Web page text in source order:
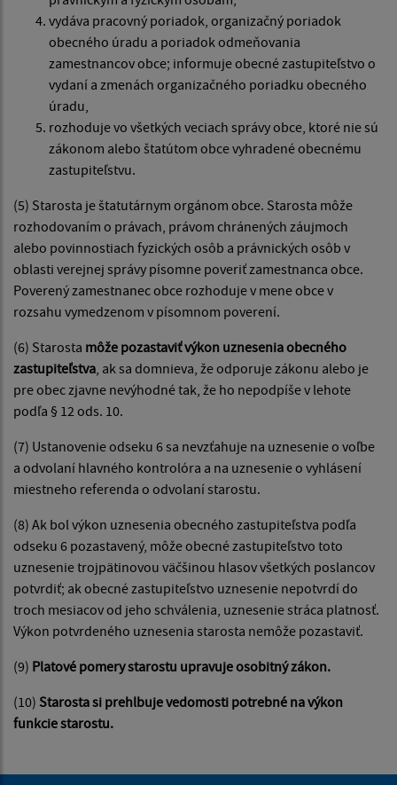
vydáva pracovný poriadok, organizačný poriadok
obecného úradu a poriadok odmeňovania
zamestnancov obce; informuje obecné zastupiteľstvo o
vydaní a zmenách organizačného poriadku obecného
úradu,
rozhoduje vo všetkých veciach správy obce, ktoré nie sú
zákonom alebo štatútom obce vyhradené obecnému
zastupiteľstvu.
(5) Starosta je štatutárnym orgánom obce. Starosta môže
rozhodovaním o právach, právom chránených záujmoch
alebo povinnostiach fyzických osôb a právnických osôb v
oblasti verejnej správy písomne poveriť zamestnanca obce.
Poverený zamestnanec obce rozhoduje v mene obce v
rozsahu vymedzenom v písomnom poverení.
(6) Starosta môže pozastaviť výkon uznesenia obecného
zastupiteľstva, ak sa domnieva, že odporuje zákonu alebo je
pre obec zjavne nevýhodné tak, že ho nepodpíše v lehote
podľa § 12 ods. 10.
(7) Ustanovenie odseku 6 sa nevzťahuje na uznesenie o voľbe
a odvolaní hlavného kontrolóra a na uznesenie o vyhlásení
miestneho referenda o odvolaní starostu.
(8) Ak bol výkon uznesenia obecného zastupiteľstva podľa
odseku 6 pozastavený, môže obecné zastupiteľstvo toto
uznesenie trojpätinovou väčšinou hlasov všetkých poslancov
potvrdiť; ak obecné zastupiteľstvo uznesenie nepotvrdí do
troch mesiacov od jeho schválenia, uznesenie stráca platnosť.
Výkon potvrdeného uznesenia starosta nemôže pozastaviť.
(9) Platové pomery starostu upravuje osobitný zákon.
(10) Starosta si prehlbuje vedomosti potrebné na výkon
funkcie starostu.